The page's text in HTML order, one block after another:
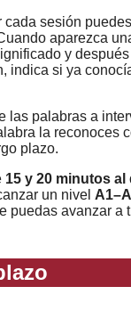
cada sesión
aparezca
y
indica si ya
las palabras a
la reconoces
plazo.
15 y 20 minutos al
un nivel
puedas avanzar a